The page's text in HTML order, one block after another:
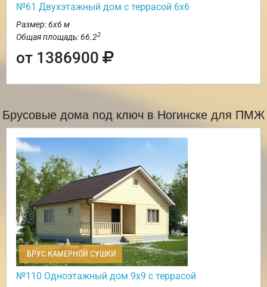
№61 Двухэтажный дом с террасой 6х6
Размер: 6х6 м
Общая площадь: 66.22
от 1386900
Брусовые дома под ключ в Ногинске для ПМЖ
БРУС КАМЕРНОЙ СУШКИ
№110 Одноэтажный дом 9х9 с террасой